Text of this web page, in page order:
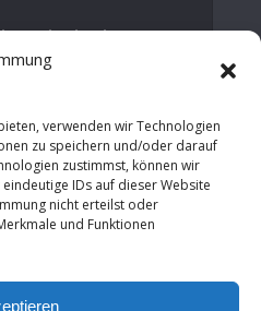
verwenden wir Technologien
zu speichern und/oder darauf
zustimmst, können wir
IDs auf dieser Website
nicht erteilst oder
und Funktionen
Reise in die
der
Birthday EU –